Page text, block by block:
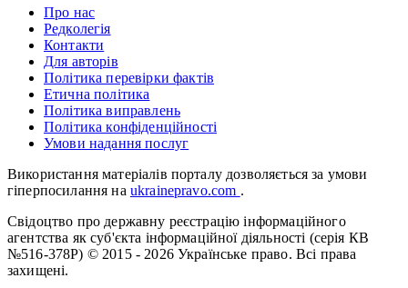
Про нас
Редколегія
Контакти
Для авторів
Політика перевірки фактів
Етична політика
Політика виправлень
Політика конфіденційності
Умови надання послуг
Використання матеріалів порталу дозволяється за умови
гіперпосилання на ukrainepravo.com .
Свідоцтво про державну реєстрацію інформаційного
агентства як суб'єкта інформаційної діяльності (серія КВ
№516-378Р) © 2015 - 2026 Українське право. Всі права
захищені.